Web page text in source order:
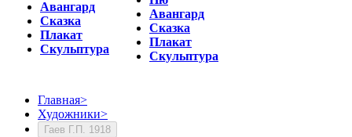
Авангард
Сказка
Плакат
Скульптура
Авангард
Сказка
Плакат
Скульптура
Главная>
Художники>
Гаев Г.П. 1918